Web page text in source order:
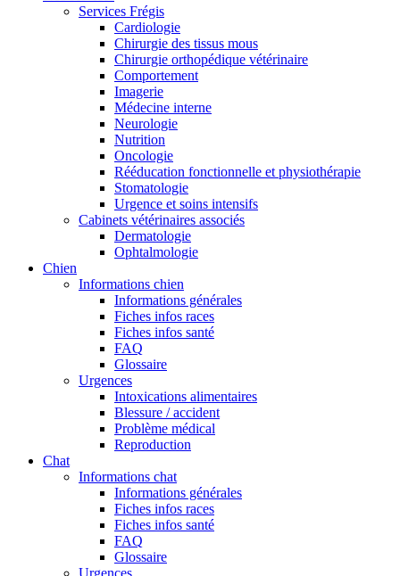
Services Frégis
Cardiologie
Chirurgie des tissus mous
Chirurgie orthopédique vétérinaire
Comportement
Imagerie
Médecine interne
Neurologie
Nutrition
Oncologie
Rééducation fonctionnelle et physiothérapie
Stomatologie
Urgence et soins intensifs
Cabinets vétérinaires associés
Dermatologie
Ophtalmologie
Chien
Informations chien
Informations générales
Fiches infos races
Fiches infos santé
FAQ
Glossaire
Urgences
Intoxications alimentaires
Blessure / accident
Problème médical
Reproduction
Chat
Informations chat
Informations générales
Fiches infos races
Fiches infos santé
FAQ
Glossaire
Urgences